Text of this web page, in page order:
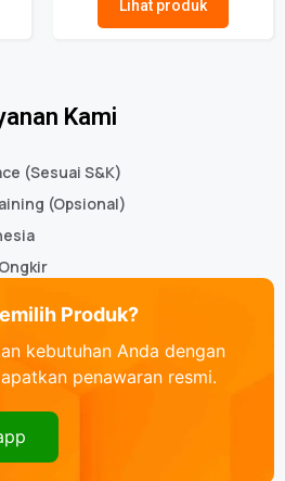
Lihat produk
Kami
(Sesuai S&K)
(Opsional)
Produk?
kebutuhan Anda dengan
penawaran resmi.